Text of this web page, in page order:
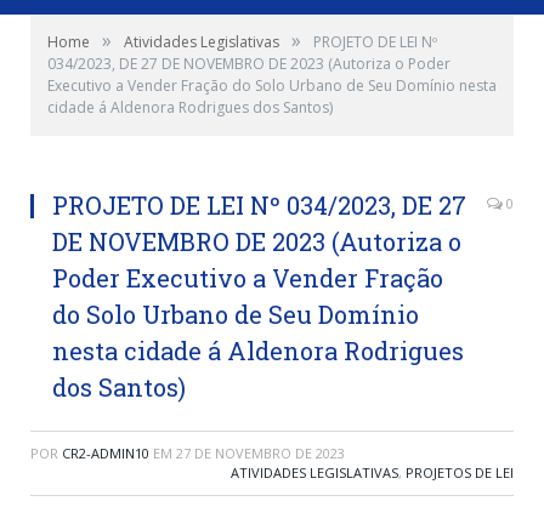
Home » Atividades Legislativas »
PROJETO DE LEI Nº
034/2023, DE 27 DE NOVEMBRO DE 2023 (Autoriza o Poder
Executivo a Vender Fração do Solo Urbano de Seu Domínio nesta
cidade á Aldenora Rodrigues dos Santos)
PROJETO DE LEI Nº 034/2023, DE 27
DE NOVEMBRO DE 2023 (Autoriza o
Poder Executivo a Vender Fração
do Solo Urbano de Seu Domínio
nesta cidade á Aldenora Rodrigues
dos Santos)
0
POR CR2-ADMIN10 EM 27 DE NOVEMBRO DE 2023
ATIVIDADES LEGISLATIVAS, PROJETOS DE LEI